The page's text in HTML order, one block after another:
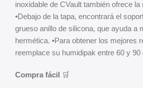
inoxidable de CVault también ofrece
•Debajo de la tapa, encontrará el
grueso anillo de silicona, que ayuda a
hermética. •Para obtener los mejores
reemplace su humidipak entre 60 y 90
Compra fácil 🛒